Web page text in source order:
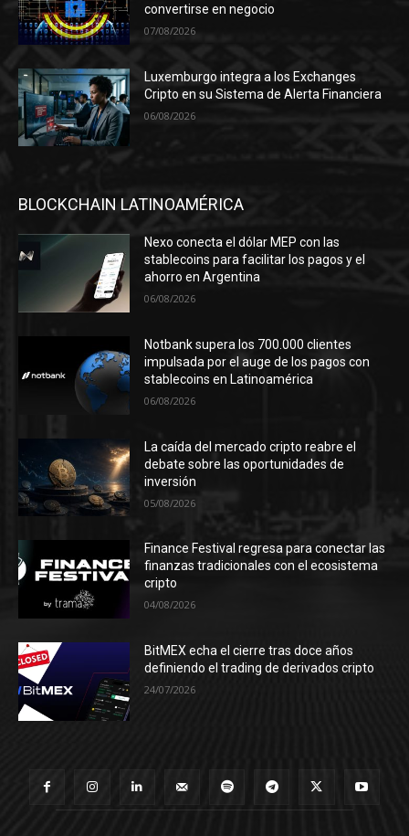
convertirse en negocio
07/08/2026
Luxemburgo integra a los Exchanges
Cripto en su Sistema de Alerta Financiera
06/08/2026
BLOCKCHAIN LATINOAMÉRICA
Nexo conecta el dólar MEP con las
stablecoins para facilitar los pagos y el
ahorro en Argentina
06/08/2026
Notbank supera los 700.000 clientes
impulsada por el auge de los pagos con
stablecoins en Latinoamérica
06/08/2026
La caída del mercado cripto reabre el
debate sobre las oportunidades de
inversión
05/08/2026
Finance Festival regresa para conectar las
finanzas tradicionales con el ecosistema
cripto
04/08/2026
BitMEX echa el cierre tras doce años
definiendo el trading de derivados cripto
24/07/2026